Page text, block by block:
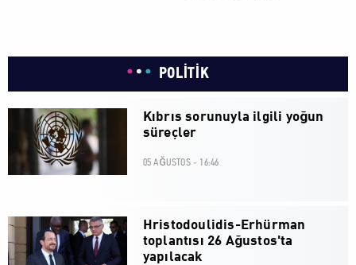
POLİTİK
Kıbrıs sorunuyla ilgili yoğun
süreçler
05 AĞUSTOS - 16:46
Hristodoulidis-Erhürman
toplantısı 26 Ağustos'ta
yapılacak